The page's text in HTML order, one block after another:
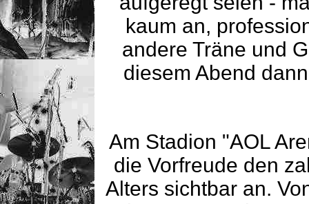
kaum an,
andere Träne und
diesem Abend
Am Stadion "AOL
die Vorfreude den
Alters sichtbar an.